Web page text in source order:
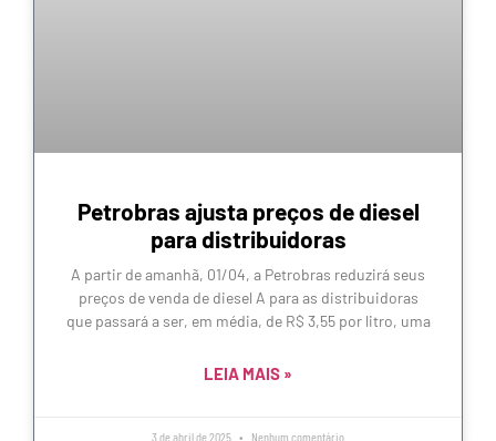
Petrobras ajusta preços de diesel
para distribuidoras
A partir de amanhã, 01/04, a Petrobras reduzirá seus
preços de venda de diesel A para as distribuidoras
que passará a ser, em média, de R$ 3,55 por litro, uma
LEIA MAIS »
3 de abril de 2025 Nenhum comentário